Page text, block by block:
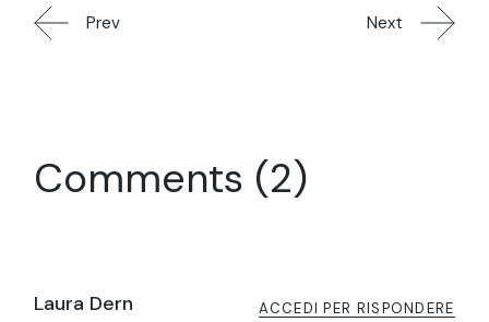
Prev Next
Comments (2)
Laura Dern
ACCEDI PER RISPONDERE